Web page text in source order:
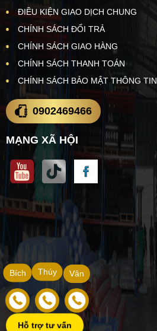
ĐIỀU KIỆN GIAO DỊCH CHUNG
CHÍNH SÁCH ĐỔI TRẢ
CHÍNH SÁCH GIAO HÀNG
CHÍNH SÁCH THANH TOÁN
CHÍNH SÁCH BẢO MẬT THÔNG TIN
0902469466
MẠNG XÃ HỘI
Vân
Thúy
Bích
Hỗ trợ tư vấn